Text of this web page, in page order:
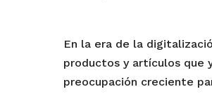
En la era de la
productos y artículos que
preocupación creciente